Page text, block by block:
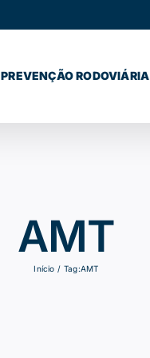
PREVENÇÃO RODOVIÁRIA
AMT
Início Tag:AMT